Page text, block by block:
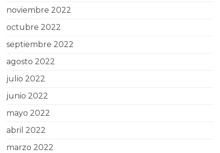
noviembre 2022
octubre 2022
septiembre 2022
agosto 2022
julio 2022
junio 2022
mayo 2022
abril 2022
marzo 2022